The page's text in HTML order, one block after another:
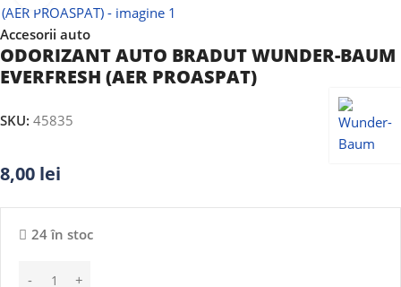
Accesorii auto
ODORIZANT AUTO BRADUT WUNDER-BAUM
EVERFRESH (AER PROASPAT)
SKU: 45835
8,00 lei
24 în stoc